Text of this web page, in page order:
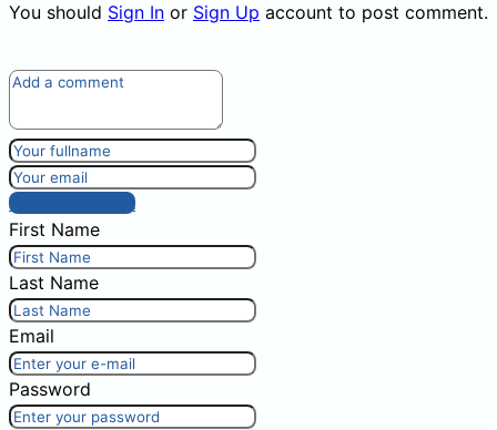
You should Sign In or Sign Up account to post comment.
Post comment
First Name
Last Name
Email
Password